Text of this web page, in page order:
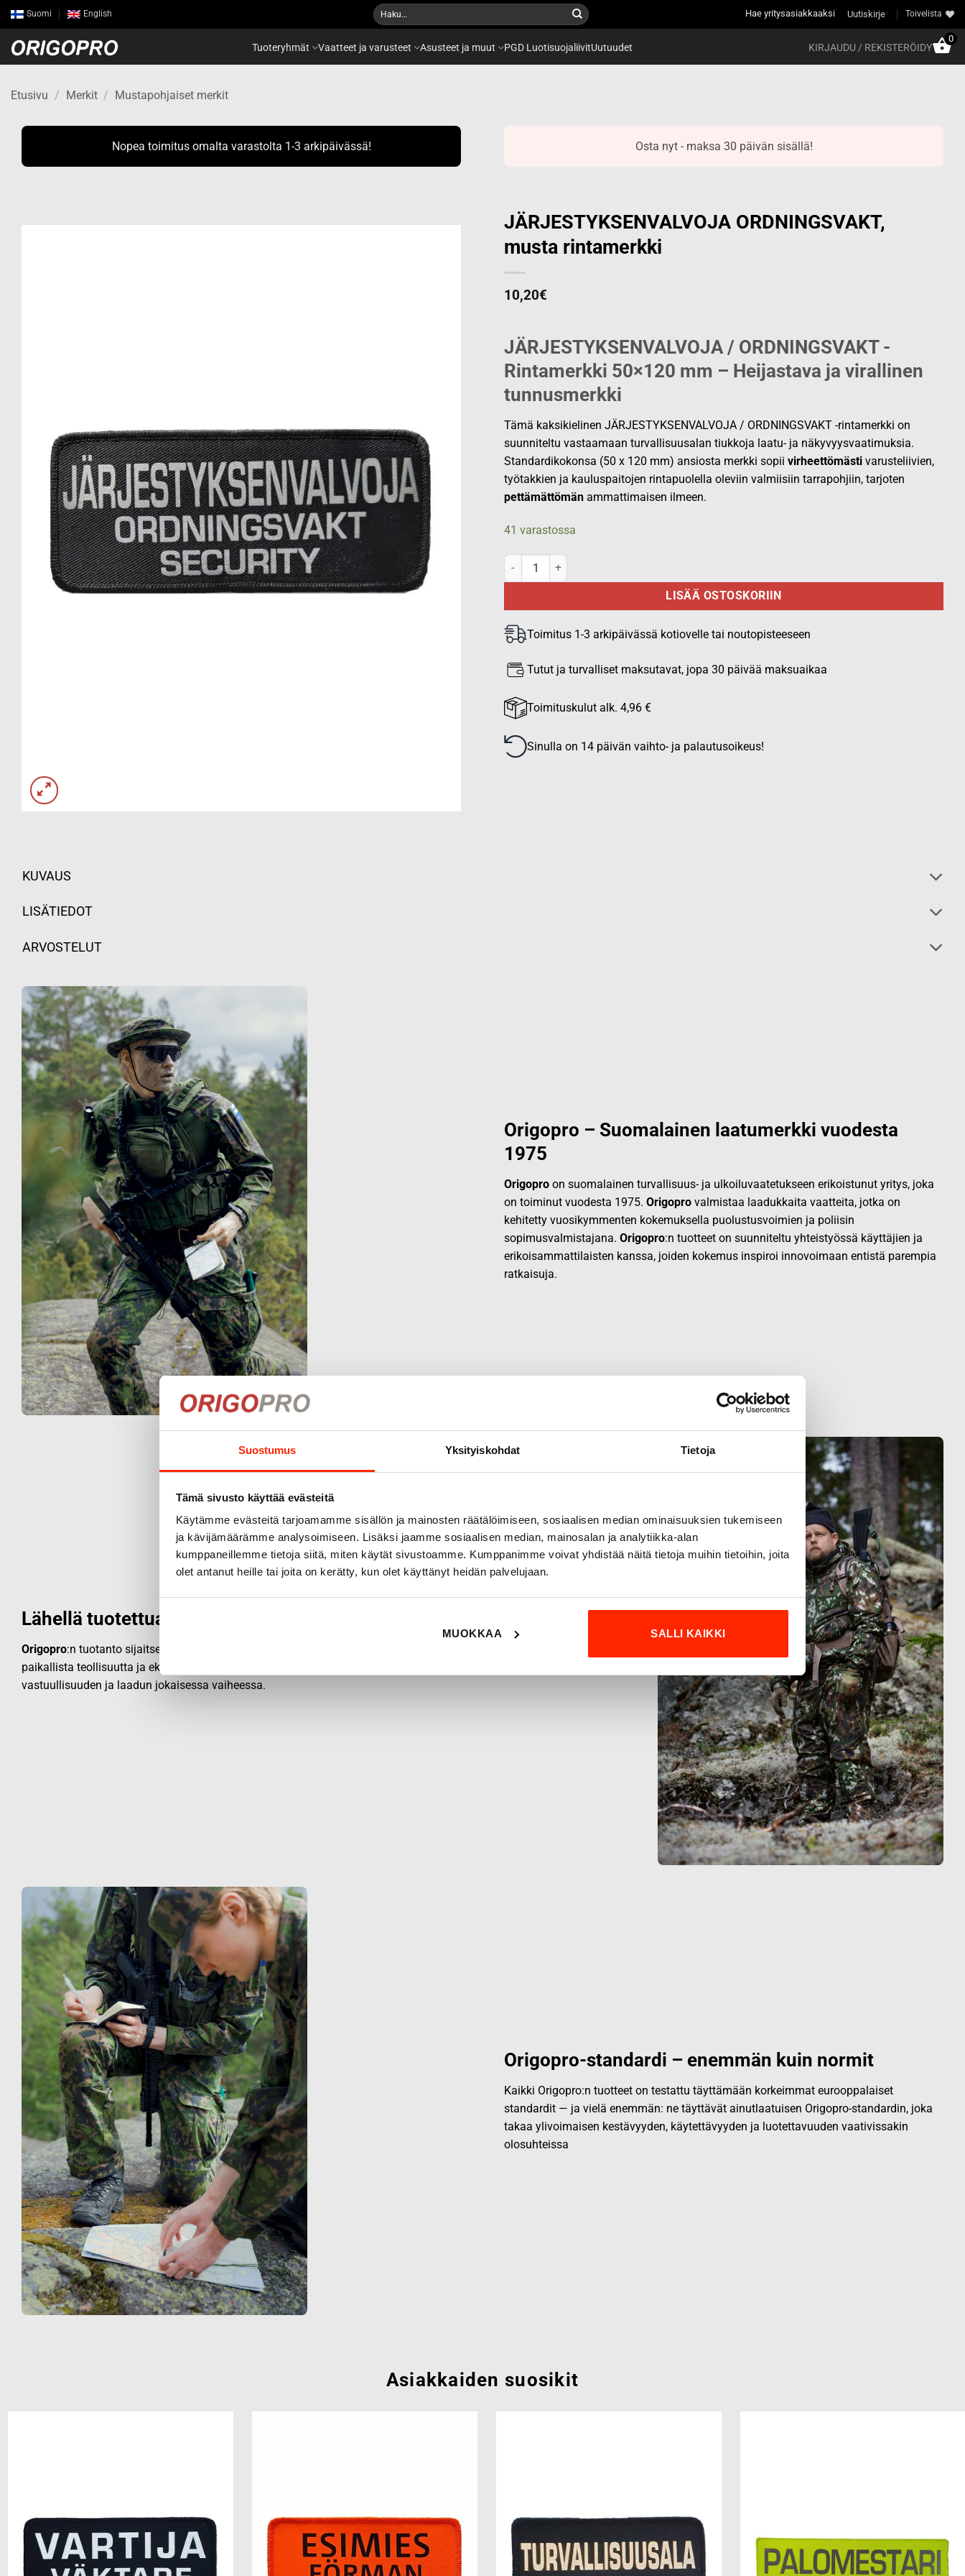
Suostumus Yksityiskohdat Tietoja
Tämä sivusto käyttää evästeitä
Käytämme evästeitä tarjoamamme sisällön ja mainosten räätälöimiseen, sosiaalisen median ominaisuuksien tukemiseen
ja kävijämäärämme analysoimiseen. Lisäksi jaamme sosiaalisen median, mainosalan ja analytiikka-alan
kumppaneillemme tietoja siitä, miten käytät sivustoamme. Kumppanimme voivat yhdistää näitä tietoja muihin tietoihin, joita
olet antanut heille tai joita on kerätty, kun olet käyttänyt heidän palvelujaan.
MUOKKAA SALLI KAIKKI
Skip
to
content
Suomi English Etsi: Hae yritysasiakkaaksi Uutiskirje Toivelista
Tuoteryhmät Vaatteet ja varusteet Asusteet ja muut PGD LuotisuojaliivitUutuudet KIRJAUDU / REKISTERÖIDY
0
Etusivu / Merkit / Mustapohjaiset merkit
Nopea toimitus omalta varastolta 1-3 arkipäivässä! Osta nyt - maksa 30 päivän sisällä!
JÄRJESTYKSENVALVOJA ORDNINGSVAKT,
musta rintamerkki
10,20€
JÄRJESTYKSENVALVOJA / ORDNINGSVAKT -
Rintamerkki 50×120 mm – Heijastava ja virallinen
tunnusmerkki
Tämä kaksikielinen JÄRJESTYKSENVALVOJA / ORDNINGSVAKT -rintamerkki on
suunniteltu vastaamaan turvallisuusalan tiukkoja laatu- ja näkyvyysvaatimuksia.
Standardikokonsa (50 x 120 mm) ansiosta merkki sopii virheettömästi varusteliivien,
työtakkien ja kauluspaitojen rintapuolella oleviin valmiisiin tarrapohjiin, tarjoten
pettämättömän ammattimaisen ilmeen.
41 varastossa
JÄRJESTYKSENVALVOJA ORDNINGSVAKT, musta rintamerkki määrä
LISÄÄ OSTOSKORIIN
Toimitus 1-3 arkipäivässä kotiovelle tai noutopisteeseen
Tutut ja turvalliset maksutavat, jopa 30 päivää maksuaikaa
Toimituskulut alk. 4,96 €
Sinulla on 14 päivän vaihto- ja palautusoikeus!
KUVAUS
LISÄTIEDOT
ARVOSTELUT
Origopro – Suomalainen laatumerkki vuodesta
1975
Origopro on suomalainen turvallisuus- ja ulkoiluvaatetukseen erikoistunut yritys, joka
on toiminut vuodesta 1975. Origopro valmistaa laadukkaita vaatteita, jotka on
kehitetty vuosikymmenten kokemuksella puolustusvoimien ja poliisin
sopimusvalmistajana. Origopro:n tuotteet on suunniteltu yhteistyössä käyttäjien ja
erikoisammattilaisten kanssa, joiden kokemus inspiroi innovoimaan entistä parempia
ratkaisuja.
Lähellä tuotettua laatua
Origopro:n tuotanto sijaitsee lähialueilla Euroopassa, sillä tavoitteena on tukea
paikallista teollisuutta ja ekologista valmistusta. Läheinen tuotanto takaa
vastuullisuuden ja laadun jokaisessa vaiheessa.
Origopro-standardi – enemmän kuin normit
Kaikki Origopro:n tuotteet on testattu täyttämään korkeimmat eurooppalaiset
standardit — ja vielä enemmän: ne täyttävät ainutlaatuisen Origopro-standardin, joka
takaa ylivoimaisen kestävyyden, käytettävyyden ja luotettavuuden vaativissakin
olosuhteissa
Asiakkaiden suosikit